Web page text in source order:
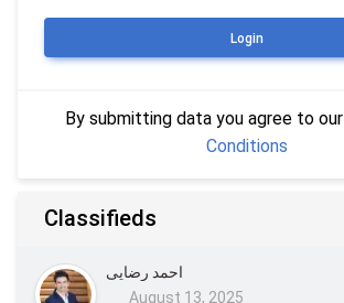
Login
By submitting data you agree to our
Conditions
Classifieds
احمد رضایی
August 13, 2025